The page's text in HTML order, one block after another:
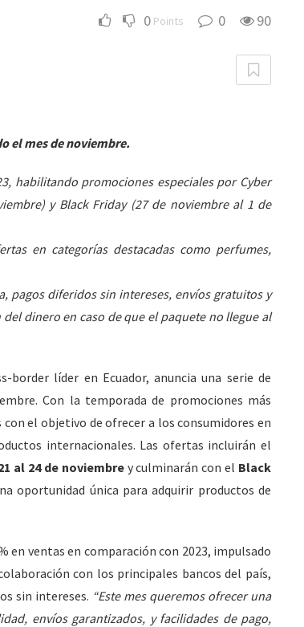
0 Points 0 90
el mes de noviembre.
habilitando promociones especiales por Cyber
y Black Friday (27 de noviembre al 1 de
en categorías destacadas como perfumes,
pagos diferidos sin intereses, envíos gratuitos y
dinero en caso de que el paquete no llegue al
border líder en Ecuador, anuncia una serie de
Con la temporada de promociones más
el objetivo de ofrecer a los consumidores en
internacionales. Las ofertas incluirán el
al 24 de noviembrey culminarán con el Black
oportunidad única para adquirir productos de
ventas en comparación con 2023, impulsado
con los principales bancos del país,
sin intereses. “Este mes queremos ofrecer una
envíos garantizados, y facilidades de pago,